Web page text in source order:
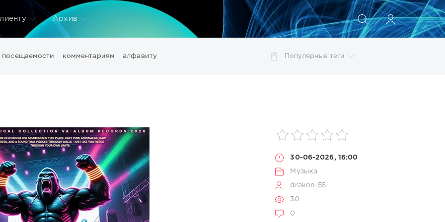
ИСКАТЬ
Архив
посещаемости комментариям алфавиту Популярные теги
30-06-2026, 16:00
Музыка
drakon-55
30
0